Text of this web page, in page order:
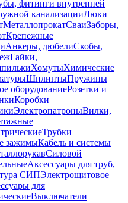
фитинги внутренней
канализацииЛюки
МеталлопрокатСваиЗаборы,
Крепежные
Анкеры, дюбелиСкобы,
Гайки,
ХомутыХимические
ШплинтыПружины
оборудованиеРозетки и
Коробки
ЭлектропатроныВилки,
Трубки
зажимыКабель и системы
Силовой
Аксессуары для труб,
СИПЭлектрощитовое
для
Выключатели